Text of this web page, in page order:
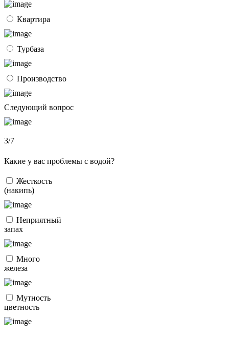
Квартира
Турбаза
Производство
Следующий вопрос
3/7
Какие у вас проблемы с водой?
Жесткость
(накипь)
Неприятный
запах
Много
железа
Мутность
цветность